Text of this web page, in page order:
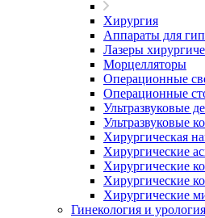
Хирургия
Аппараты для
Лазеры
Морцелляторы
Операционные
Операционные
Ультразвуковые
Ультразвуковые
Хирургическая
Хирургические
Хирургические
Хирургические
Хирургические
Гинекология и урология